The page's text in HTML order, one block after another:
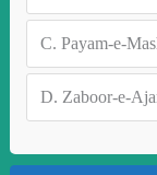
C. Payam-e-
D. Zaboor-e-